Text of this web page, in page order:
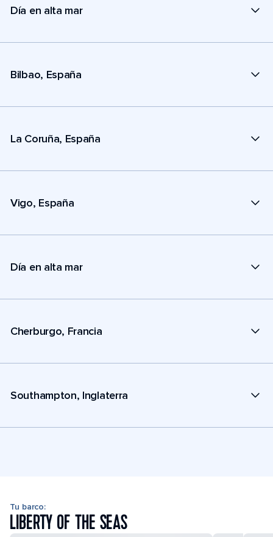
Día en alta mar
Bilbao, España
La Coruña, España
Vigo, España
Día en alta mar
Cherburgo, Francia
Southampton, Inglaterra
Tu barco:
LIBERTY OF THE SEAS